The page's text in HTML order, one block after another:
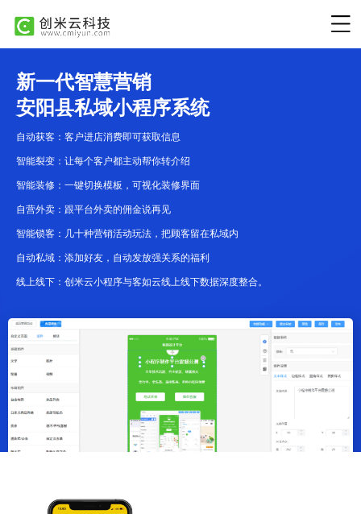
新一代智慧营销
安阳县私域小程序系统
自动获客：客户进店消费即可获取信息
智能裂变：让每个客户都主动帮你转介绍
智能装修：一键切换模板，可视化装修界面
自营外卖：跟平台外卖的佣金说再见
智能锁客：几十种营销活动玩法，把顾客留在私域内
自动私域：添加好友，自动发放强关系的福利
线上线下：创米云小程序与客如云线上线下数据深度整合。